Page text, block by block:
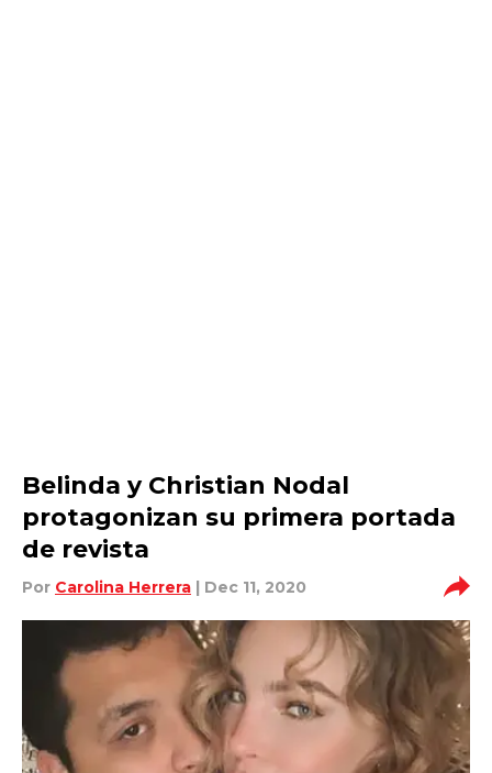
Belinda y Christian Nodal
protagonizan su primera portada
de revista
Por Carolina Herrera | Dec 11, 2020